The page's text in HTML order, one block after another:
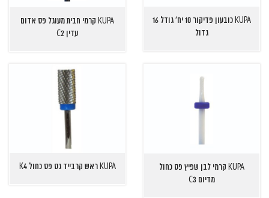
KUPA כובעון פדיקור 10 יח' גודל 16
גדול
KUPA קרמי חבית מעוגל פס אדום
עדין C2
KUPA קרמי לבן שפיץ פס כחול
מדיום C3
KUPA ראש קרבייד גס פס כחול K4